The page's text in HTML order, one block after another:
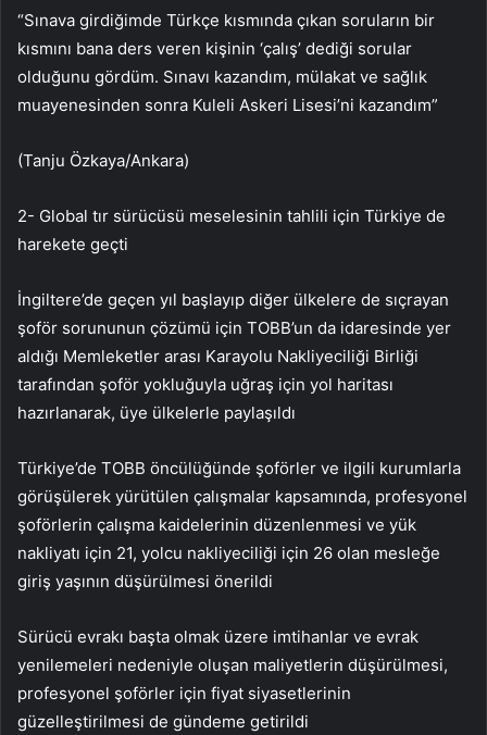
“Sınava girdiğimde Türkçe kısmında çıkan soruların bir
kısmını bana ders veren kişinin ‘çalış’ dediği sorular
olduğunu gördüm. Sınavı kazandım, mülakat ve sağlık
muayenesinden sonra Kuleli Askeri Lisesi’ni kazandım”
(Tanju Özkaya/Ankara)
2- Global tır sürücüsü meselesinin tahlili için Türkiye de
harekete geçti
İngiltere’de geçen yıl başlayıp diğer ülkelere de sıçrayan
şoför sorununun çözümü için TOBB’un da idaresinde yer
aldığı Memleketler arası Karayolu Nakliyeciliği Birliği
tarafından şoför yokluğuyla uğraş için yol haritası
hazırlanarak, üye ülkelerle paylaşıldı
Türkiye’de TOBB öncülüğünde şoförler ve ilgili kurumlarla
görüşülerek yürütülen çalışmalar kapsamında, profesyonel
şoförlerin çalışma kaidelerinin düzenlenmesi ve yük
nakliyatı için 21, yolcu nakliyeciliği için 26 olan mesleğe
giriş yaşının düşürülmesi önerildi
Sürücü evrakı başta olmak üzere imtihanlar ve evrak
yenilemeleri nedeniyle oluşan maliyetlerin düşürülmesi,
profesyonel şoförler için fiyat siyasetlerinin
güzelleştirilmesi de gündeme getirildi